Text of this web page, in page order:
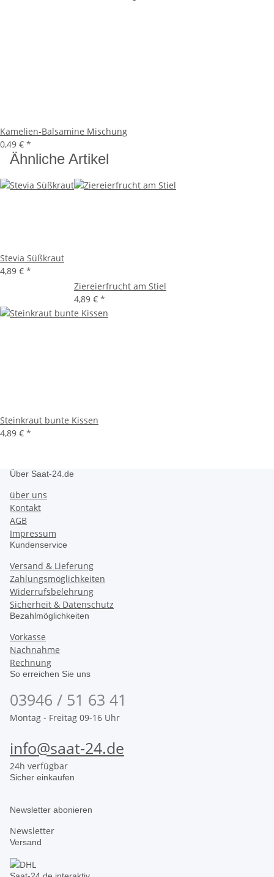
Kamelien-Balsamine Mischung
0,49 € *
Ähnliche Artikel
Stevia Süßkraut
4,89 € *
Ziereierfrucht am Stiel
4,89 € *
Steinkraut bunte Kissen
4,89 € *
Über Saat-24.de
über uns
Kontakt
AGB
Impressum
Kundenservice
Versand & Lieferung
Zahlungsmöglichkeiten
Widerrufsbelehrung
Sicherheit & Datenschutz
Bezahlmöglichkeiten
Vorkasse
Nachnahme
Rechnung
So erreichen Sie uns
03946 / 51 63 41
Montag - Freitag 09-16 Uhr
info@saat-24.de
24h verfügbar
Sicher einkaufen
Newsletter abonieren
Newsletter
Versand